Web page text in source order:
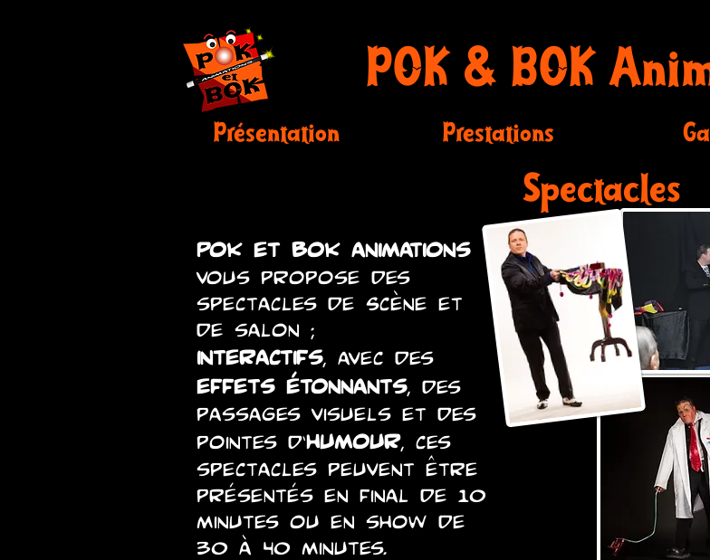
Présentation Prestations
POK & BOK
Spectacles
Pok et bok animations
vous propose des
spectacles de Scène et
de salon ;
interactifs, avec des
effets étonnants, des
passages visuels et des
pointes d’humour, ces
spectacles peuvent être
présentés en final de 10
minutes ou en show de
30 à 40 minutes.